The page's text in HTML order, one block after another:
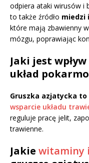
odpiera ataki wirusów i
to także źródło miedzi
które mają zbawienny
mózgu, poprawiając
Jaki jest
układ
Gruszka azjatycka
wsparcie układu
reguluje pracę jelit,
trawienne.
Jakie witaminy